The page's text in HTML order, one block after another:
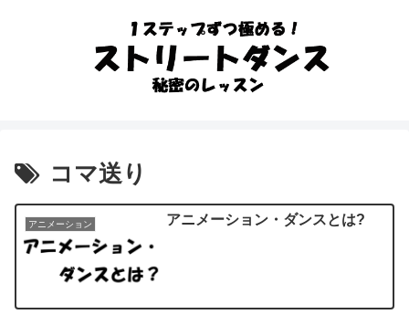
コマ送り
アニメーション アニメーション・ダンスとは?